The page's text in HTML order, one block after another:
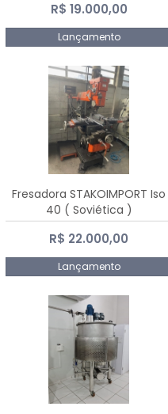
R$ 19.000,00
Lançamento
Fresadora STAKOIMPORT Iso
40 ( Soviética )
R$ 22.000,00
Lançamento